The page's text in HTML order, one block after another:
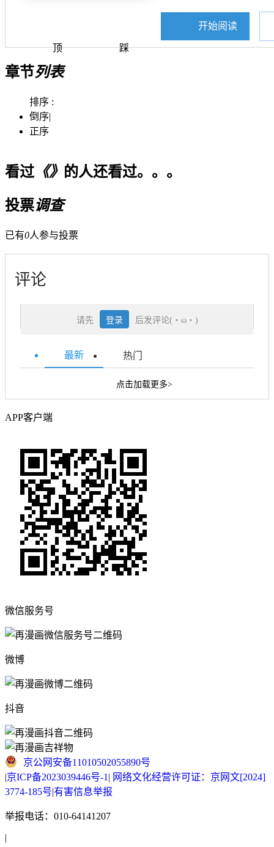
顶 踩
开始阅读
章节列表
排序 :
倒序|
正序
看过《》 的人还看过。。。
投票调查
已有0人参与投票
评论
请先 登录 后发评论(・ω・)
最新 热门
点击加载更多>
APP客户端
微信服务号
微博
抖音
京公网安备11010502055890号
|京ICP备2023039446号-1 | 网络文化经营许可证：京网文[2024]
3774-185号|有害信息举报
举报电话：010-64141207
|